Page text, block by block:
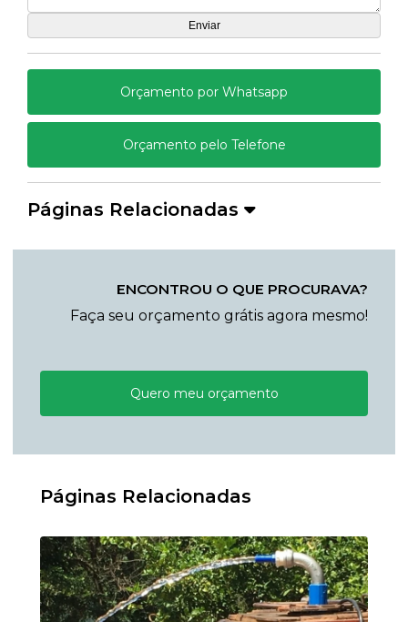
Orçamento por Whatsapp
Orçamento pelo Telefone
Páginas Relacionadas
ENCONTROU O QUE PROCURAVA?
Faça seu orçamento grátis agora mesmo!
Quero meu orçamento
Páginas Relacionadas